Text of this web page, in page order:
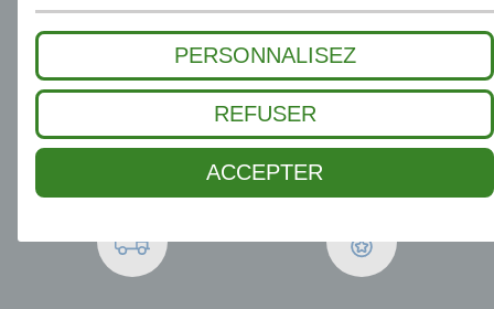
PERSONNALISEZ
REFUSER
ACCEPTER
LA CONFIANCE ET LA
SÉCURITÉ